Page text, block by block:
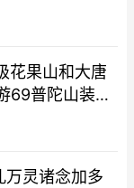
花果山和大唐
69普陀山装备
万灵诸念加多